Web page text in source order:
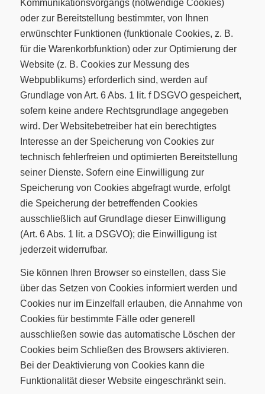
Kommunikationsvorgangs (notwendige Cookies)
oder zur Bereitstellung bestimmter, von Ihnen
erwünschter Funktionen (funktionale Cookies, z. B.
für die Warenkorbfunktion) oder zur Optimierung der
Website (z. B. Cookies zur Messung des
Webpublikums) erforderlich sind, werden auf
Grundlage von Art. 6 Abs. 1 lit. f DSGVO gespeichert,
sofern keine andere Rechtsgrundlage angegeben
wird. Der Websitebetreiber hat ein berechtigtes
Interesse an der Speicherung von Cookies zur
technisch fehlerfreien und optimierten Bereitstellung
seiner Dienste. Sofern eine Einwilligung zur
Speicherung von Cookies abgefragt wurde, erfolgt
die Speicherung der betreffenden Cookies
ausschließlich auf Grundlage dieser Einwilligung
(Art. 6 Abs. 1 lit. a DSGVO); die Einwilligung ist
jederzeit widerrufbar.
Sie können Ihren Browser so einstellen, dass Sie
über das Setzen von Cookies informiert werden und
Cookies nur im Einzelfall erlauben, die Annahme von
Cookies für bestimmte Fälle oder generell
ausschließen sowie das automatische Löschen der
Cookies beim Schließen des Browsers aktivieren.
Bei der Deaktivierung von Cookies kann die
Funktionalität dieser Website eingeschränkt sein.